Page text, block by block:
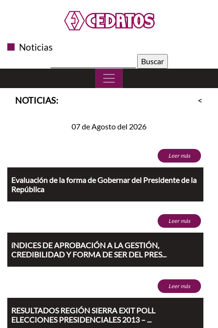
Noticias
NOTICIAS: <<
07 de Agosto del 2026
Leer más
Evaluación de la forma de Gobernar del Presidente de la
República
Leer más
íNDICES DE APROBACIÓN A LA GESTIÓN,
CREDIBILIDAD Y FORMA DE SER DEL PRES...
Leer más
RESULTADOS REGIÓN SIERRA EXIT POLL
ELECCIONES PRESIDENCIALES 2013 – ...